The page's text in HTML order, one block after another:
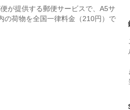
が提供する郵便サービスで、A5サ
の荷物を全国一律料金（210円）で